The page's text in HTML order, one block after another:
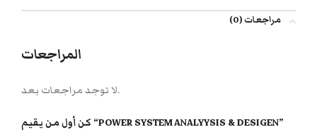
مراجعات (0)
المراجعات
لا توجد مراجعات بعد.
كن أول من يقيم “POWER SYSTEM ANALYYSIS & DESIGEN”